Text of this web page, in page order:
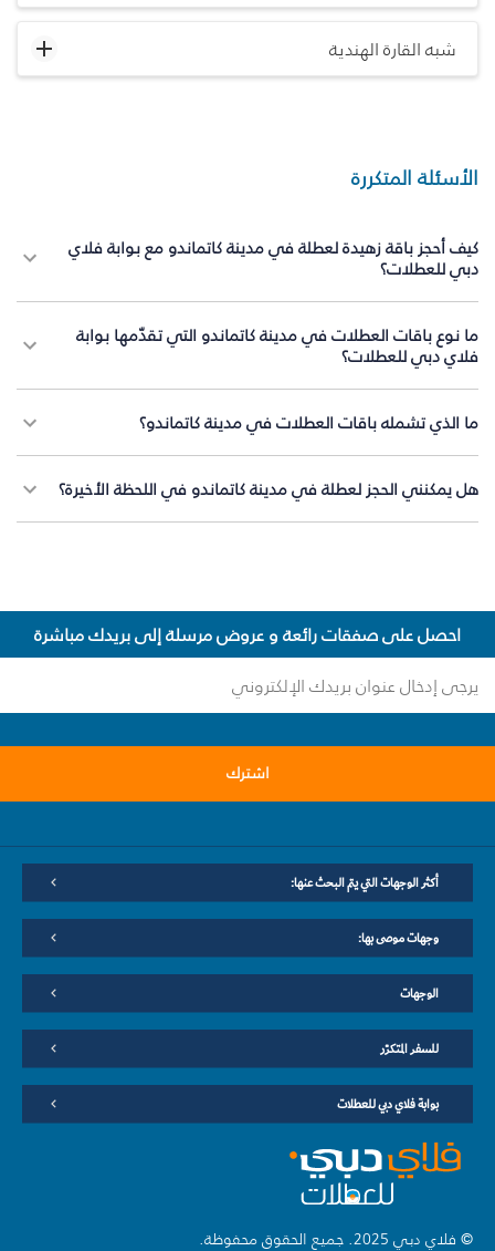
شبه القارة الهندية
الأسئلة المتكررة
كيف أحجز باقة زهيدة لعطلة في مدينة كاتماندو مع بوابة فلاي
دبي للعطلات؟
ما نوع باقات العطلات في مدينة كاتماندو التي تقدّمها بوابة
فلاي دبي للعطلات؟
ما الذي تشمله باقات العطلات في مدينة كاتماندو؟
هل يمكنني الحجز لعطلة في مدينة كاتماندو في اللحظة الأخيرة؟
احصل على صفقات رائعة و عروض مرسلة إلى بريدك مباشرة
اشترك
أكثر الوجهات التي يتم البحث عنها:
وجهات موصى بها:
الوجهات
للسفر المتكرّر
بوابة فلاي دبي للعطلات
© فلاي دبي 2025. جميع الحقوق محفوظة.